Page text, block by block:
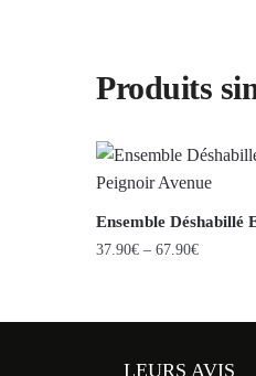
Produits
Ensemble Déshabillé
37.90€ –67.90€
LEURS AVIS